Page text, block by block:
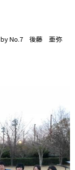
No.7 後藤 亜弥